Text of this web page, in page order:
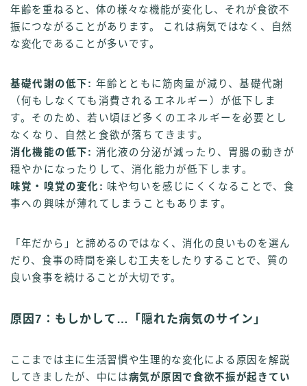
年齢を重ねると、体の様々な機能が変化し、それが食欲不
振につながることがあります。 これは病気ではなく、自然
な変化であることが多いです。
基礎代謝の低下: 年齢とともに筋肉量が減り、基礎代謝
（何もしなくても消費されるエネルギー）が低下しま
す。そのため、若い頃ほど多くのエネルギーを必要とし
なくなり、自然と食欲が落ちてきます。
消化機能の低下: 消化液の分泌が減ったり、胃腸の動きが
穏やかになったりして、消化能力が低下します。
味覚・嗅覚の変化: 味や匂いを感じにくくなることで、食
事への興味が薄れてしまうこともあります。
「年だから」と諦めるのではなく、消化の良いものを選ん
だり、食事の時間を楽しむ工夫をしたりすることで、質の
良い食事を続けることが大切です。
原因7：もしかして…「隠れた病気のサイン」
ここまでは主に生活習慣や生理的な変化による原因を解説
してきましたが、中には病気が原因で食欲不振が起きてい